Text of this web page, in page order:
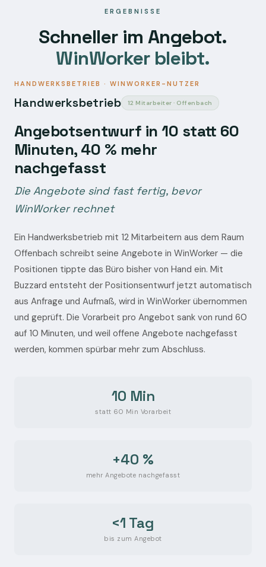
ERGEBNISSE
Schneller im Angebot.
WinWorker bleibt.
HANDWERKSBETRIEB · WINWORKER-NUTZER
Handwerksbetrieb 12 Mitarbeiter · Offenbach
Angebotsentwurf in 10 statt 60
Minuten, 40 % mehr
nachgefasst
Die Angebote sind fast fertig, bevor
WinWorker rechnet
Ein Handwerksbetrieb mit 12 Mitarbeitern aus dem Raum
Offenbach schreibt seine Angebote in WinWorker — die
Positionen tippte das Büro bisher von Hand ein. Mit
Buzzard entsteht der Positionsentwurf jetzt automatisch
aus Anfrage und Aufmaß, wird in WinWorker übernommen
und geprüft. Die Vorarbeit pro Angebot sank von rund 60
auf 10 Minuten, und weil offene Angebote nachgefasst
werden, kommen spürbar mehr zum Abschluss.
10 Min
statt 60 Min Vorarbeit
+40 %
mehr Angebote nachgefasst
<1 Tag
bis zum Angebot